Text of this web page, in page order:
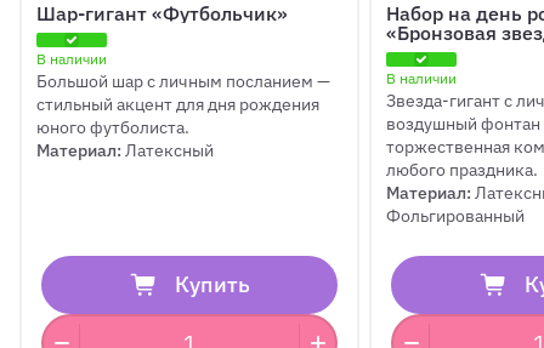
Шар-гигант «Футбольчик»
В наличии
Большой шар с личным посланием —
стильный акцент для дня рождения
юного футболиста.
Материал: Латексный
Купить
Набор на день
«Бронзовая
В наличии
Звезда-гигант с
воздушный фонтан
торжественная
любого праздника.
Материал:
Фольгированный